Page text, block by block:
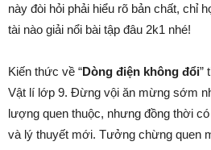
này đòi hỏi phải hiểu rõ bản chất, chỉ
tài nào giải nổi bài tập đâu 2k1 nhé!
Kiến thức về “Dòng điện không đổi”
Vật lí lớp 9. Đừng vội ăn mừng sớm
lượng quen thuộc, nhưng đồng thời
và lý thuyết mới. Tưởng chừng quen